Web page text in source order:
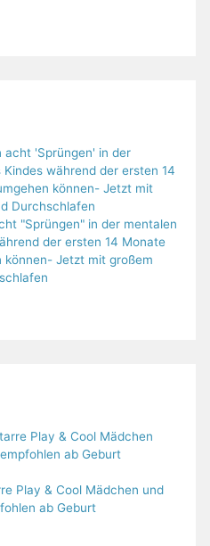
"Sprüngen" in der mentalen
der ersten 14 Monate
können- Jetzt mit großem
Play & Cool Mädchen und
ab Geburt